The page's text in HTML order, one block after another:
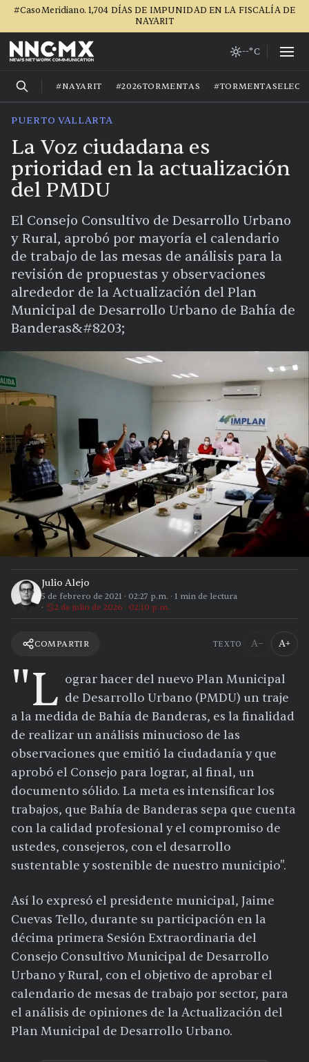
#CasoMeridiano. 1,704 DÍAS DE IMPUNIDAD EN LA FISCALÍA DE
NAYARIT
--°C
#NAYARIT #2026TORMENTAS
PUERTO VALLARTA
La Voz ciudadana es
prioridad en la actualización
del PMDU
El Consejo Consultivo de Desarrollo Urbano
y Rural, aprobó por mayoría el calendario
de trabajo de las mesas de análisis para la
revisión de propuestas y observaciones
alrededor de la Actualización del Plan
Municipal de Desarrollo Urbano de Bahía de
Banderas&#8203;
Julio Alejo
5 de febrero de 2021 · 02:27 p.m. · 1 min de lectura
2 de julio de 2026 · 02:10 p.m.
COMPARTIR TEXTO A− A+
"L ograr hacer del nuevo Plan Municipal
de Desarrollo Urbano (PMDU) un traje
a la medida de Bahía de Banderas, es la finalidad
de realizar un análisis minucioso de las
observaciones que emitió la ciudadanía y que
aprobó el Consejo para lograr, al final, un
documento sólido. La meta es intensificar los
trabajos, que Bahía de Banderas sepa que cuenta
con la calidad profesional y el compromiso de
ustedes, consejeros, con el desarrollo
sustentable y sostenible de nuestro municipio".
Así lo expresó el presidente municipal, Jaime
Cuevas Tello, durante su participación en la
décima primera Sesión Extraordinaria del
Consejo Consultivo Municipal de Desarrollo
Urbano y Rural, con el objetivo de aprobar el
calendario de mesas de trabajo por sector, para
el análisis de opiniones de la Actualización del
Plan Municipal de Desarrollo Urbano.